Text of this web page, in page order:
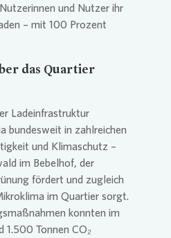
und Nutzer ihr
– mit 100 Prozent
das Quartier
Ladeinfrastruktur
bundesweit in zahlreichen
und Klimaschutz –
im Bebelhof, der
fördert und zugleich
im Quartier sorgt.
konnten im
1.500 Tonnen CO₂